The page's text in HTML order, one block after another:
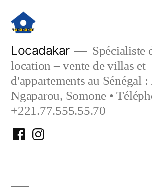
contenu
Locadakar
Spécialiste
location – vente de villas et
d'appartements au Sénégal :
Ngaparou, Somone •
+221.77.555.55.70
FacebookInstagram